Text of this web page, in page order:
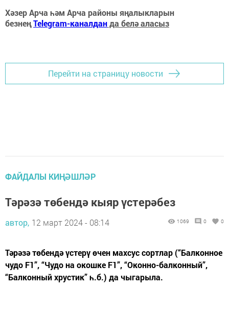
Хәзер Арча һәм Арча районы яңалыкларын
безнеңTelegram-каналданда белә аласыз
Перейти на страницу новости
ФАЙДАЛЫ КИҢӘШЛӘР
Тәрәзә төбендә кыяр үстерәбез
автор, 12 март 2024 - 08:14 1069 0 0
Тәрәзә төбендә үстерү өчен махсус сортлар (“Балконное
чудо F1”, “Чудо на окошке F1”, “Оконно-балконный”,
“Балконный хрустик” һ.б.) да чыгарыла.